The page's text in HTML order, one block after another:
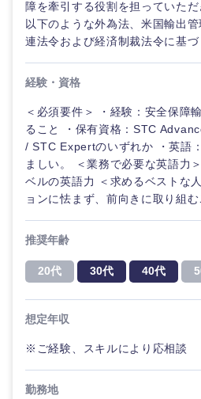
選択す
障を牽引する役割を担っていただ
以下のような外為法、米国輸出
連法令および経済制裁法令に基づ
経験・資格
＜必須要件＞ ・経験：安全保障
ること ・保有資格：STC
/ STC Expertのいずれか ・英語
ましい。 ＜業務で必要な英語力
ベルの英語力 ＜求めるベストな
ョンに怯まず、前向きに取り組む
推奨年齢
20代 30代 40代
想定年収
※ご経験、スキルにより応相談
勤務地